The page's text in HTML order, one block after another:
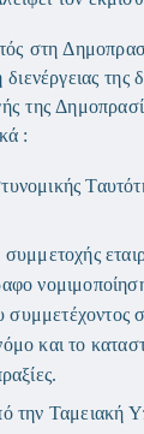
στη
της
της
:
συμμετέχοντος
και το
την Ταμειακή